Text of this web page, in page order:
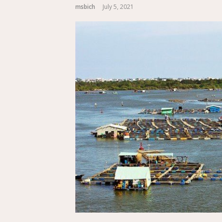
msbich July 5, 2021